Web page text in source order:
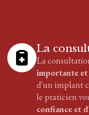
La
La
importante
d'un implant
le praticien
confiance et